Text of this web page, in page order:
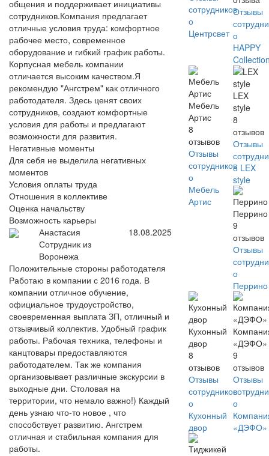
общения и поддерживает инициативы
сотрудников.Компания предлагает
отличные условия труда: комфортное
рабочее место, современное
оборудование и гибкий график работы.
Корпусная мебель компании
отличается высоким качеством.Я
рекомендую "Ангстрем" как отличного
работодателя. Здесь ценят своих
сотрудников, создают комфортные
условия для работы и предлагают
возможности для развития.
Негативные моменты
Для себя не выделила негативных
моментов
Условия оплаты труда
Отношения в коллективе
Оценка начальству
Возможность карьеры
Анастасия
Сотрудник из
Воронежа
18.08.2025
Положительные стороны работодателя
Работаю в компании с 2016 года. В
компании отличное обучение,
официальное трудоустройство,
своевременная выплата ЗП, отличный и
отзывчивый коллектив. Удобный график
работы. Рабочая техника, телефоны и
канцтовары предоставляются
работодателем. Так же компания
организовывает различные экскурсии в
выходные дни. Столовая на
территории, что немало важно!) Каждый
день узнаю что-то новое , что
способствует развитию. Ангстрем
отличная и стабильная компания для
работы.
сотрудников
о
Центрсвет
Отзывы
о
HAPPY
Мебель
Артис
8
отзывов
Отзывы
сотрудников
о
Мебель
Артис
LEX
style
8
отзывов
Отзывы
о LEX
style
Перрино
9
отзывов
Отзывы
о
Перрино
Кухонный
двор
8
отзывов
Отзывы
сотрудников
о
Кухонный
двор
«ДЭФО»
9
отзывов
Отзывы
о
«ДЭФО»